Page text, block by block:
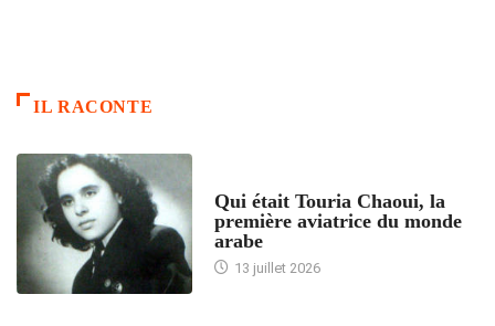
IL RACONTE
Qui était Touria Chaoui, la
première aviatrice du monde
arabe
13 juillet 2026